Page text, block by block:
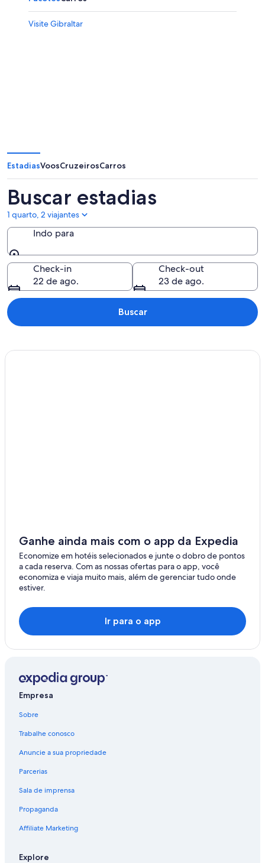
Visite Gibraltar
EstadiasVoosCruzeirosCarros
Buscar estadias
1 quarto, 2 viajantes
Indo para
Indo para
Check-in
22 de ago.
Check-out
23 de ago.
Buscar
Ganhe ainda mais com o app da Expedia
Economize em hotéis selecionados e junte o dobro de pontos
a cada reserva. Com as nossas ofertas para o app, você
economiza e viaja muito mais, além de gerenciar tudo onde
estiver.
Ir para o app
Empresa
Sobre
Trabalhe conosco
Anuncie a sua propriedade
Parcerias
Sala de imprensa
Propaganda
Affiliate Marketing
Explore